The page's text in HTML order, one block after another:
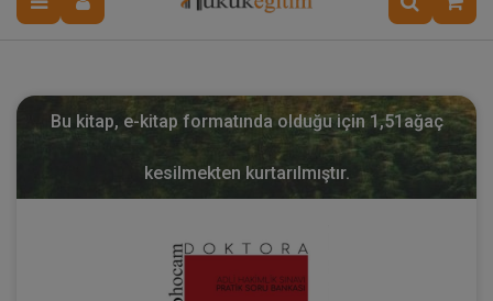
Bu kitap, e-kitap formatında olduğu için 1,51 ağaç
kesilmekten kurtarılmıştır.